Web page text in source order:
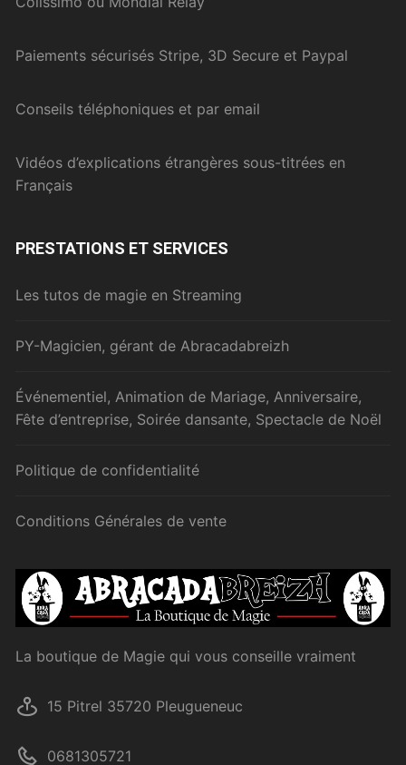
Paiements sécurisés Stripe, 3D Secure et Paypal
Conseils téléphoniques et par email
Vidéos d’explications étrangères sous-titrées en
Français
PRESTATIONS ET SERVICES
Les tutos de magie en Streaming
PY-Magicien, gérant de Abracadabreizh
Événementiel, Animation de Mariage, Anniversaire,
Fête d’entreprise, Soirée dansante, Spectacle de Noël
Politique de confidentialité
Conditions Générales de vente
La boutique de Magie qui vous conseille vraiment
15 Pitrel 35720 Pleugueneuc
0681305721